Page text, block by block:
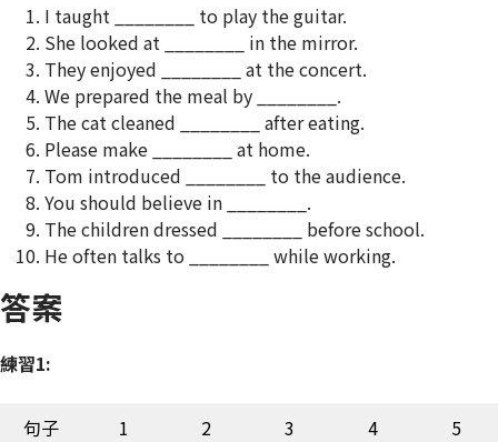
I taught ________ to play the guitar.
She looked at ________ in the mirror.
They enjoyed ________ at the concert.
We prepared the meal by ________.
The cat cleaned ________ after eating.
Please make ________ at home.
Tom introduced ________ to the audience.
You should believe in ________.
The children dressed ________ before school.
He often talks to ________ while working.
答案
練習1:
句子 1 2 3 4
5